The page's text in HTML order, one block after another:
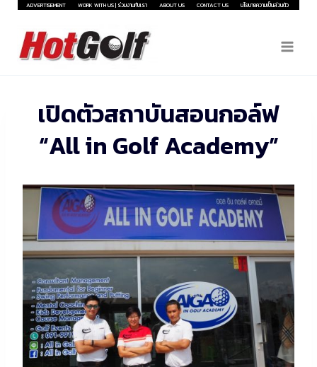
Skip
content
ADVERTISEMENT WORK WITH US | ร่วมงานกับเรา ABOUT US CONTACT US นโยบายความเป็นส่วนตัว
เปิดตัวสถาบันสอนกอล์ฟ
“All in Golf Academy”